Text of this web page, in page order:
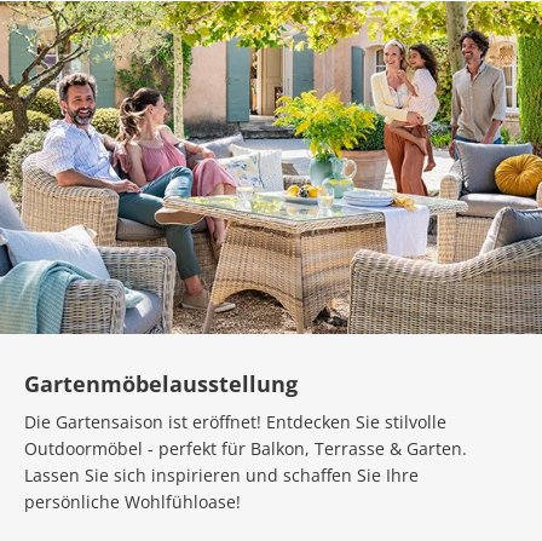
Gartenmöbelausstellung
Die Gartensaison ist eröffnet! Entdecken Sie stilvolle
Outdoormöbel - perfekt für Balkon, Terrasse & Garten.
Lassen Sie sich inspirieren und schaffen Sie Ihre
persönliche Wohlfühloase!